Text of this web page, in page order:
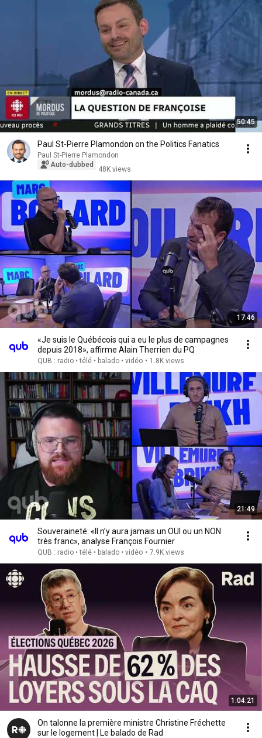
50:45
Paul St-Pierre Plamondon on the Politics Fanatics
Paul St-Pierre Plamondon
Auto-dubbed
48K views
17:46
«Je suis le Québécois qui a eu le plus de campagnes
depuis 2018», affirme Alain Therrien du PQ
QUB : radio • télé • balado • vidéo • 1.8K views
21:49
Souveraineté: «Il n’y aura jamais un OUI ou un NON
très franc», analyse François Fournier
QUB : radio • télé • balado • vidéo • 7.9K views
1:04:21
On talonne la première ministre Christine Fréchette
sur le logement | Le balado de Rad